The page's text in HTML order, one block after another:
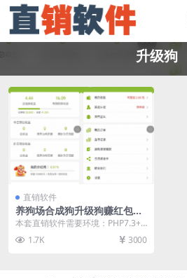
升级狗
直销软件
养狗场合成狗升级狗赚红包带
商城直销软件 直销系统 直销
本套直销软件需要环境：PHP7.3+
MYSQL，是一套养狗场合成狗升级
狗赚红包带...
1.7K 3000